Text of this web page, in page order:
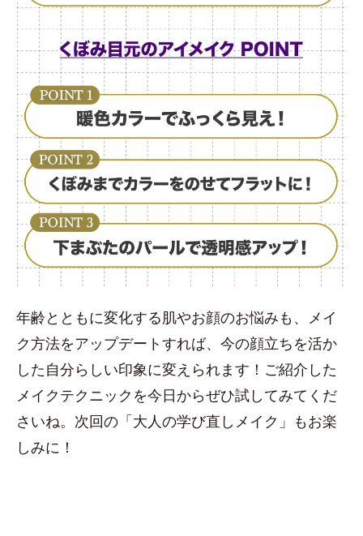
年齢とともに変化する肌やお顔のお悩みも、メイ
ク方法をアップデートすれば、今の顔立ちを活か
した自分らしい印象に変えられます！ご紹介した
メイクテクニックを今日からぜひ試してみてくだ
さいね。次回の「大人の学び直しメイク」もお楽
しみに！